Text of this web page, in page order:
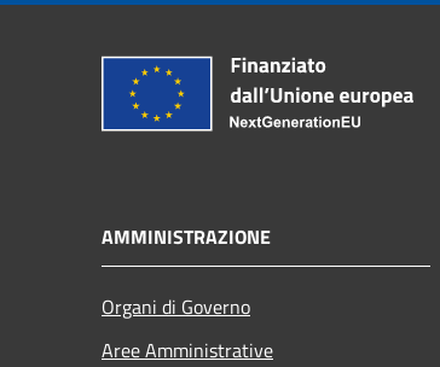
AMMINISTRAZIONE
Organi di Governo
Aree Amministrative